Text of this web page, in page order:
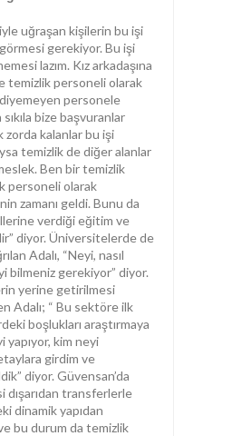
uğraşan kişilerin bu işi
gerekiyor. Bu işi
lazım. Kız arkadaşına
temizlik personeli olarak
personele
bize başvuranlar
zorda kalanlar bu işi
temizlik de diğer alanlar
Ben bir temizlik
personeli olarak
zamanı geldi. Bunu da
verdiği eğitim ve
diyor. Üniversitelerde de
Adalı, “Neyi, nasıl
bilmeniz gerekiyor” diyor.
yerine getirilmesi
Adalı; “ Bu sektöre ilk
boşlukları araştırmaya
yapıyor, kim neyi
girdim ve
diyor. Güvensan’da
dışarıdan transferlerle
dinamik yapıdan
bu durum da temizlik